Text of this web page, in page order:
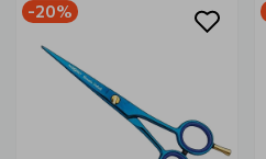
-20%